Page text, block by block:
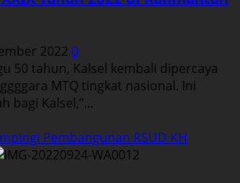
2022 0
50 tahun, Kalsel kembali dipercaya
MTQ tingkat nasional. Ini
bagi Kalsel,”...
Pembangunan RSUD KH